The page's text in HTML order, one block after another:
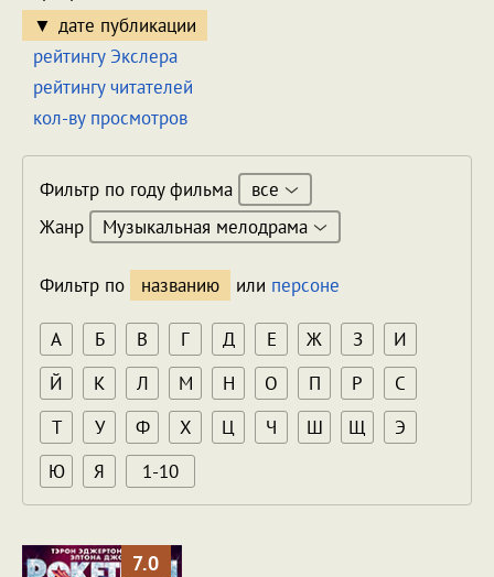
дате публикации
рейтингу Экслера
рейтингу читателей
кол-ву просмотров
Фильтр по году фильма
все
Жанр
Музыкальная мелодрама
Фильтр по названию или персоне
А Б В Г Д Е Ж З
И
Й
К Л М Н О П Р
С
Т
У Ф Х Ц Ч Ш Щ
Э
Ю
Я 1-10
7.0